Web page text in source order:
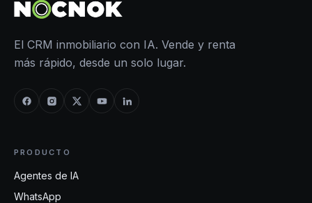
El CRM inmobiliario con IA. Vende y renta
más rápido, desde un solo lugar.
PRODUCTO
Agentes de IA
WhatsApp